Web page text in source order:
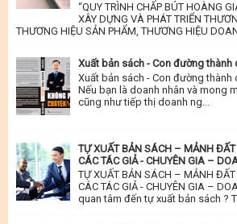
“QUY TRÌNH CHẤP BÚT HOÀNG
XÂY DỰNG VÀ PHÁT TRIỂN
THƯƠNG HIỆU SẢN PHẨM, THƯƠNG HIỆU
Xuất bản sách - Con đường thành
Xuất bản sách - Con đường thành
Nếu bạn là doanh nhân và mong
cũng như tiếp thị doanh ng...
TỰ XUẤT BẢN SÁCH – MẢNH
CÁC TÁC GIẢ - CHUYÊN GIA –
TỰ XUẤT BẢN SÁCH – MẢNH
CÁC TÁC GIẢ - CHUYÊN GIA –
quan tâm đến tự xuất bản sách ?